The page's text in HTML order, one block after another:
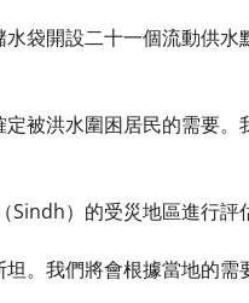
袋開設二十一個流動供水
被洪水圍困居民的需要
）的受災地區進行評
。我們將會根據當地的需